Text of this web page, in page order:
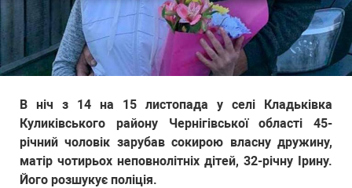
В ніч з 14 на 15 листопада у селі Кладьківка
Куликівського району Чернігівської області 45-
річний чоловік зарубав сокирою власну дружину,
матір чотирьох неповнолітніх дітей, 32-річну Ірину.
Його розшукує поліція.